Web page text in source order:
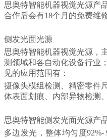
思奥特智能机器视觉光源产
合作后会有18个月的免费维
侧发光面光源
思奥特智能机器视觉光源，
测领域和各自动化设备行业
见的应用范围有：
摄像头模组检测、精密零件
体表面划痕、内部异物检测
思奥特智能侧发光面光源产
多边发光，整体均匀度92%-